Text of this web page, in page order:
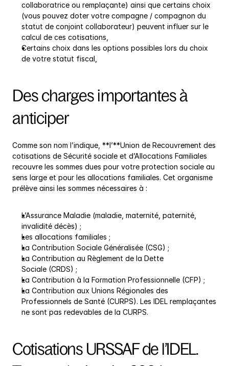
collaboratrice ou remplaçante) ainsi que certains choix
(vous pouvez doter votre compagne / compagnon du
statut de conjoint collaborateur) peuvent influer sur le
calcul de ces cotisations,
Certains choix dans les options possibles lors du choix
de votre statut fiscal,
Des charges importantes à
anticiper
Comme son nom l’indique, **l’**Union de Recouvrement des
cotisations de Sécurité sociale et d’Allocations Familiales
recouvre les sommes dues pour votre protection sociale au
sens large et pour les allocations familiales. Cet organisme
prélève ainsi les sommes nécessaires à :
L’Assurance Maladie (maladie, maternité, paternité,
invalidité décès) ;
Les allocations familiales ;
La Contribution Sociale Généralisée (CSG) ;
La Contribution au Règlement de la Dette
Sociale (CRDS) ;
La Contribution à la Formation Professionnelle (CFP) ;
La Contribution aux Unions Régionales des
Professionnels de Santé (CURPS). Les IDEL remplaçantes
ne sont pas redevables de la CURPS.
Cotisations URSSAF de l’IDEL.